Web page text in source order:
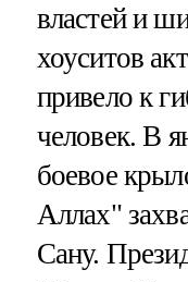
властей и
хоуситов
привело к
человек. В
боевое
Аллах"
Сану.